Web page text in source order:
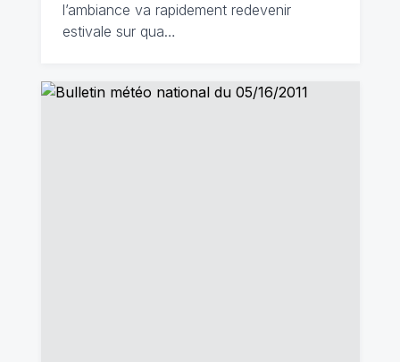
l’ambiance va rapidement redevenir
estivale sur qua…